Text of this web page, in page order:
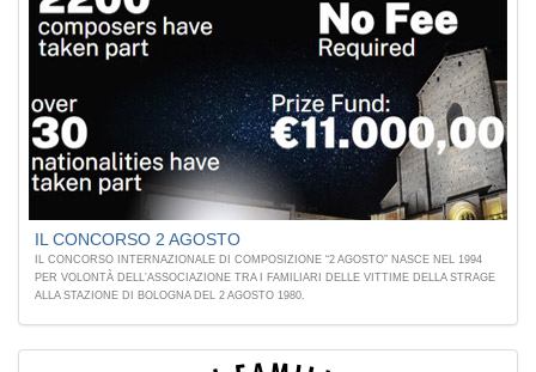
IL CONCORSO 2 AGOSTO
IL CONCORSO INTERNAZIONALE DI COMPOSIZIONE “2 AGOSTO” NASCE NEL 1994
PER VOLONTÀ DELL'ASSOCIAZIONE TRA I FAMILIARI DELLE VITTIME DELLA STRAGE
ALLA STAZIONE DI BOLOGNA DEL 2 AGOSTO 1980.